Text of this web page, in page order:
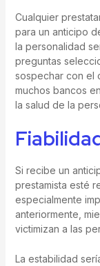
Cualquier
para un anticipo
la personalidad
preguntas
sospechar con el
muchos bancos
la salud de la
Si recibe un
prestamista esté
especialmente
anteriormente,
victimizan a las
La estabilidad